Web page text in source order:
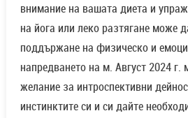
внимание на вашата диета и
на йога или леко разтягане може
поддържане на физическо и
напредването на м. Август 2024 г.
желание за интроспективни
инстинктите си и си дайте